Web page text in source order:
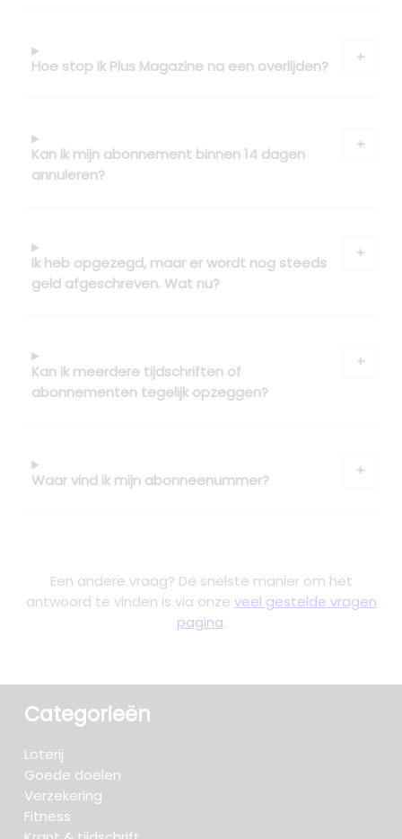
Hoe stop ik Plus Magazine na een overlijden?
Kan ik mijn abonnement binnen 14 dagen
annuleren?
Ik heb opgezegd, maar er wordt nog steeds
geld afgeschreven. Wat nu?
Kan ik meerdere tijdschriften of
abonnementen tegelijk opzeggen?
Waar vind ik mijn abonneenummer?
Een andere vraag? De snelste manier om het
antwoord te vinden is via onze veel gestelde vragen
pagina.
Categorieën
Loterij
Goede doelen
Verzekering
Fitness